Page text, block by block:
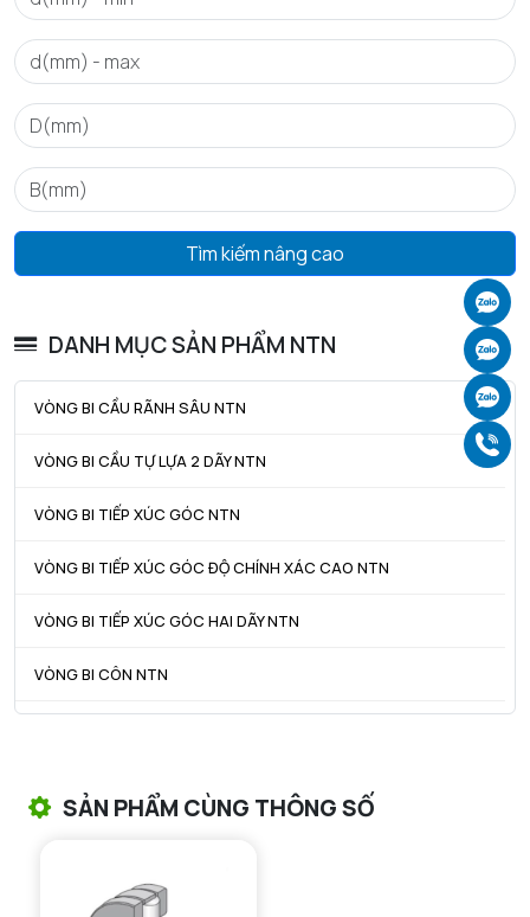
Tìm kiếm nâng cao
DANH MỤC SẢN PHẨM NTN
VÒNG BI CẦU RÃNH SÂU NTN
VÒNG BI CẦU TỰ LỰA 2 DÃY NTN
VÒNG BI TIẾP XÚC GÓC NTN
VÒNG BI TIẾP XÚC GÓC ĐỘ CHÍNH XÁC CAO NTN
VÒNG BI TIẾP XÚC GÓC HAI DÃY NTN
VÒNG BI CÔN NTN
VÒNG BI KIM NTN
Tmax - Nhiệt độ hoạt động tối đa 120 °C
SẢN PHẨM CÙNG THÔNG SỐ